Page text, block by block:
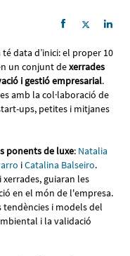
té data d’inici: el proper 10
un conjunt dexerrades
i gestió empresarial.
amb la col·laboració de
ups, petites i mitjanes
ponents de luxe: Natalia
iCatalina Balseiro.
xerrades, guiaran les
en el món de l'empresa.
tendències i models del
i la validació